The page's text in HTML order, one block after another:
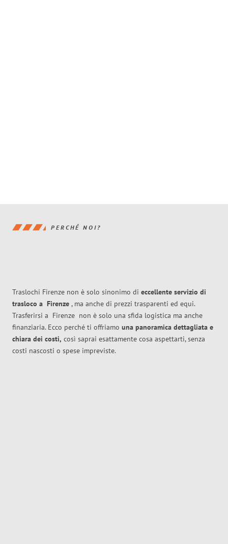
PERCHÉ NOI?
Traslochi Firenze non è solo sinonimo di eccellente servizio di
trasloco a Firenze , ma anche di prezzi trasparenti ed equi.
Trasferirsi a Firenze non è solo una sfida logistica ma anche
finanziaria. Ecco perché ti offriamo una panoramica dettagliata e
chiara dei costi, così saprai esattamente cosa aspettarti, senza
costi nascosti o spese impreviste.